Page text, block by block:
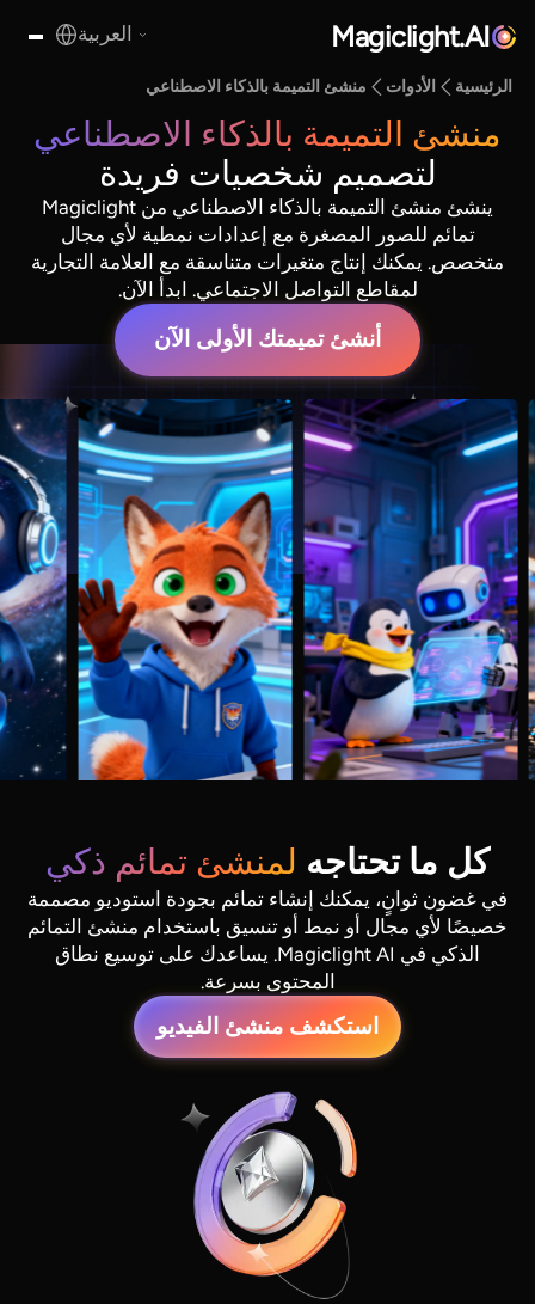
Magiclight.AI العربية
الرئيسية الأدوات منشئ التميمة بالذكاء الاصطناعي
منشئ التميمة بالذكاء الاصطناعي
لتصميم شخصيات فريدة
ينشئ منشئ التميمة بالذكاء الاصطناعي من Magiclight
تمائم للصور المصغرة مع إعدادات نمطية لأي مجال
متخصص. يمكنك إنتاج متغيرات متناسقة مع العلامة التجارية
لمقاطع التواصل الاجتماعي. ابدأ الآن.
أنشئ تميمتك الأولى الآن
كل ما تحتاجه لمنشئ تمائم ذكي
في غضون ثوانٍ، يمكنك إنشاء تمائم بجودة استوديو مصممة
خصيصًا لأي مجال أو نمط أو تنسيق باستخدام منشئ التمائم
الذكي في Magiclight AI. يساعدك على توسيع نطاق
المحتوى بسرعة.
استكشف منشئ الفيديو